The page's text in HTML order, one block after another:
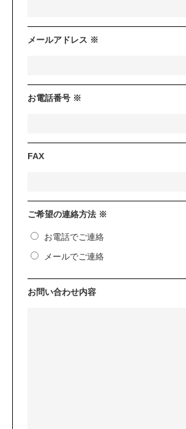
メールアドレス ※
お電話番号 ※
FAX
ご希望の連絡方法 ※
お電話でご連絡
メールでご連絡
お問い合わせ内容